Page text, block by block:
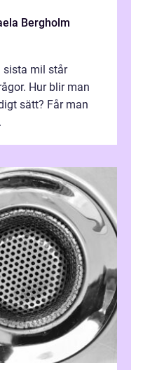
Bergholm
sista mil står
Hur blir man
sätt? Får man